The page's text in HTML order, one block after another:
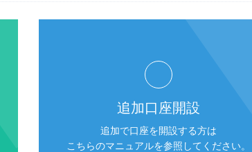
追加口座開設
追加で口座を開設する方は
こちらのマニュアルを参照してください。